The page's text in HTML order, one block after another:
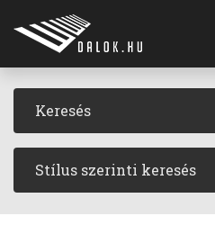
Stílus szerinti keresés